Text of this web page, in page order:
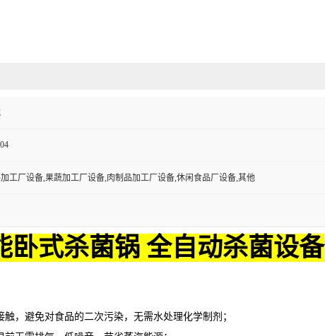
工厂设备,果蔬加工厂设备,肉制品加工厂设备,休闲食品厂设备,其他
卧式杀菌锅 全自动杀菌设备
避免对食品的二次污染，无需水处理化学制剂；